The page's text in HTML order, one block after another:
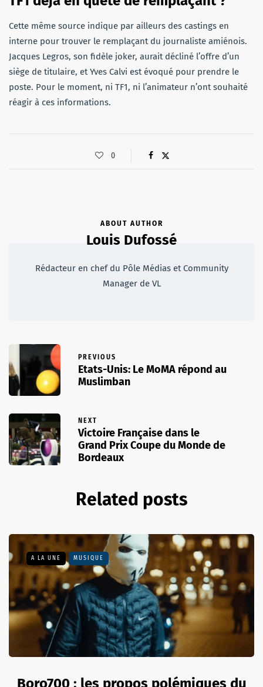
Cette même source indique par ailleurs des castings en
interne pour trouver le remplaçant du journaliste amiénois.
Jacques Legros, son fidèle joker, aurait décliné l’offre d’un
siège de titulaire, et Yves Calvi est évoqué pour prendre le
poste. Pour le moment, ni TF1, ni l’animateur n’ont souhaité
réagir à ces informations.
0
ABOUT AUTHOR
Louis Dufossé
Rédacteur en chef du Pôle Médias et Community
Manager de VL
PREVIOUS
Etats-Unis: Le MoMA répond au
Muslimban
NEXT
Victoire Française dans le
Grand Prix Coupe du Monde de
Bordeaux
Related posts
A LA UNE MUSIQUE
Boro700 : les propos polémiques du